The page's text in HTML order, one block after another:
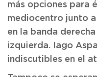
más opciones para
mediocentro junto
en la banda
izquierda. Iago
indiscutibles en el